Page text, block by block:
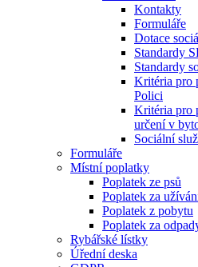
Kontakty
Formuláře
Dotace
Standardy
Standardy
Kritéria pro
Polici
Kritéria pro
určení v
Sociální
Formuláře
Místní poplatky
Poplatek ze psů
Poplatek za
Poplatek z pobytu
Poplatek za
Rybářské lístky
Úřední deska